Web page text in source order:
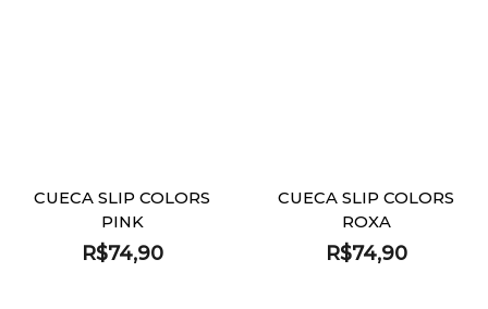
CUECA SLIP COLORS
PINK
R$74,90
CUECA SLIP COLORS
ROXA
R$74,90